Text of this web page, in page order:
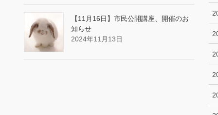
【11月16日】市民公開講座、開催のお
知らせ
2024年11月13日